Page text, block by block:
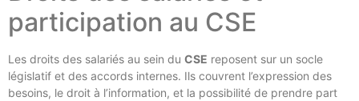
participation au CSE
Les droits des salariés au sein du CSE reposent sur un socle
législatif et des accords internes. Ils couvrent l’expression des
besoins, le droit à l’information, et la possibilité de prendre part